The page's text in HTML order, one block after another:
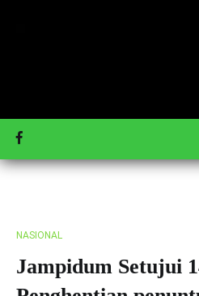
Tagar-News.com
Mengulas Peristiwa Teraktual
NASIONAL
Jampidum Setujui